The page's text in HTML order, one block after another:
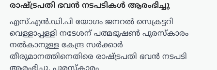
രാഷ്ട്രപതി ഭവൻ നടപടികൾ ആരംഭിച്ചു
എസ്.എൻ.ഡി.പി യോഗം ജനറൽ സെക്രട്ടറി
വെള്ളാപ്പള്ളി നടേശന് പത്മഭൂഷൺ പുരസ്കാരം
നൽകാനുള്ള കേന്ദ്ര സർക്കാർ
തീരുമാനത്തിനെതിരെ രാഷ്ട്രപതി ഭവൻ നടപടി